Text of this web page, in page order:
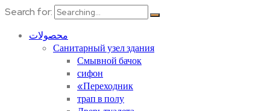
Search for:
محصولات
Санитарный узел здания
Смывной бачок
сифон
«Переходник
трап в полу